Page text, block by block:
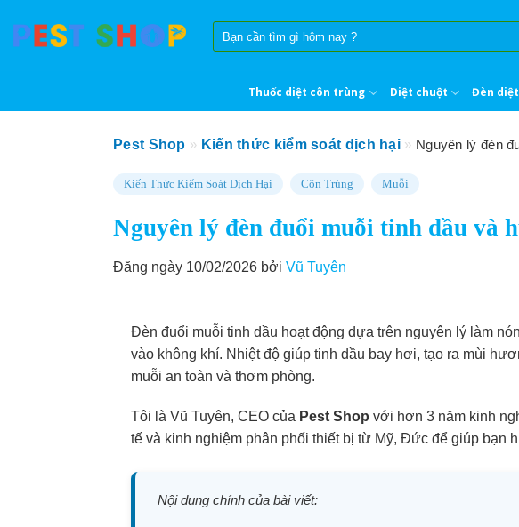
kiếm:
Thuốc diệt côn trùng Diệt chuột Đèn
Pest Shop » Kiến thức kiểm soát dịch hại » Nguyên lý đèn
Kiến Thức Kiểm Soát Dịch Hại Côn Trùng Muỗi
Nguyên lý đèn đuổi muỗi tinh dầu và
Đăng ngày 10/02/2026 bởi Vũ Tuyên
Đèn đuổi muỗi tinh dầu hoạt động dựa trên nguyên lý làm
vào không khí. Nhiệt độ giúp tinh dầu bay hơi, tạo ra mùi
muỗi an toàn và thơm phòng.
Tôi là Vũ Tuyên, CEO của Pest Shop với hơn 3 năm kinh
tế và kinh nghiệm phân phối thiết bị từ Mỹ, Đức để giúp bạn
Nội dung chính của bài viết: